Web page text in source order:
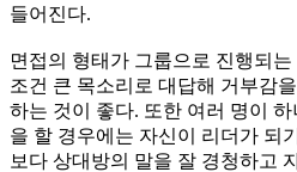
들어진다.
면접의 형태가 그룹으로 진행되
조건 큰 목소리로 대답해 거부감
하는 것이 좋다. 또한 여러 명이
을 할 경우에는 자신이 리더가 되
보다 상대방의 말을 잘 경청하고